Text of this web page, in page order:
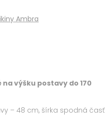
Ambra
výšku postavy do 170
– 48 cm, šírka spodná časť